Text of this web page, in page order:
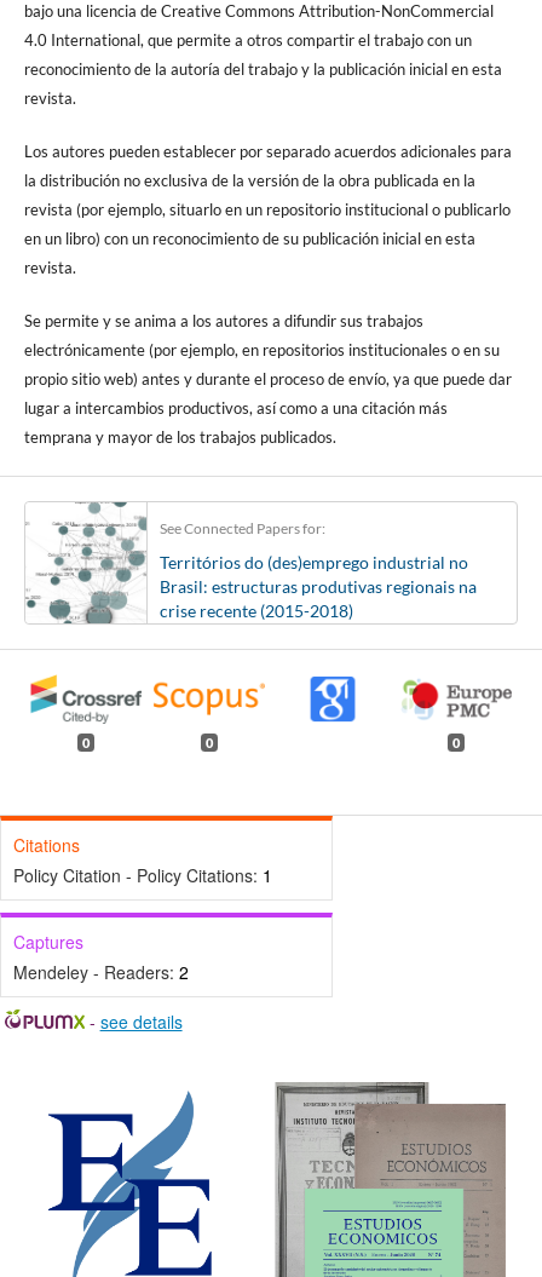
bajo una licencia de Creative Commons Attribution-NonCommercial
4.0 International, que permite a otros compartir el trabajo con un
reconocimiento de la autoría del trabajo y la publicación inicial en esta
revista.
Los autores pueden establecer por separado acuerdos adicionales para
la distribución no exclusiva de la versión de la obra publicada en la
revista (por ejemplo, situarlo en un repositorio institucional o publicarlo
en un libro) con un reconocimiento de su publicación inicial en esta
revista.
Se permite y se anima a los autores a difundir sus trabajos
electrónicamente (por ejemplo, en repositorios institucionales o en su
propio sitio web) antes y durante el proceso de envío, ya que puede dar
lugar a intercambios productivos, así como a una citación más
temprana y mayor de los trabajos publicados.
See Connected Papers for:
Territórios do (des)emprego industrial no
Brasil: estructuras produtivas regionais na
crise recente (2015-2018)
0 0 0
Citations
Policy Citation - Policy Citations: 1
Captures
Mendeley - Readers: 2
- see details